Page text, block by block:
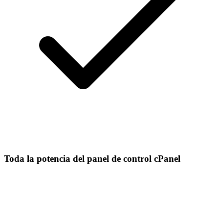
Toda la potencia del panel de control cPanel